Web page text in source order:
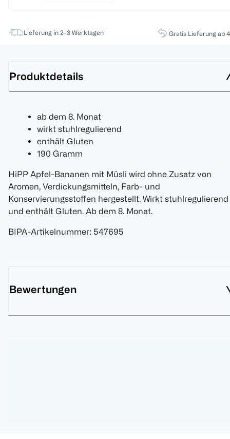
Lieferung in 2-3 Werktagen Gratis Lieferung ab
Produktdetails
ab dem 8. Monat
wirkt stuhlregulierend
enthält Gluten
190 Gramm
HiPP Apfel-Bananen mit Müsli wird ohne Zusatz von
Aromen, Verdickungsmitteln, Farb- und
Konservierungsstoffen hergestellt. Wirkt stuhlregulierend
und enthält Gluten. Ab dem 8. Monat.
BIPA-Artikelnummer: 547695
Bewertungen